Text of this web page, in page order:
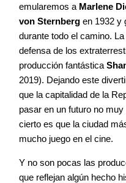
emularemos a Marlene
von Sternberg en 1932 y
durante todo el camino.
defensa de los
producción fantástica
2019). Dejando este
que la capitalidad de la
pasar en un futuro no
cierto es que la ciudad
mucho juego en el cine.
Y no son pocas las
que reflejan algún hecho